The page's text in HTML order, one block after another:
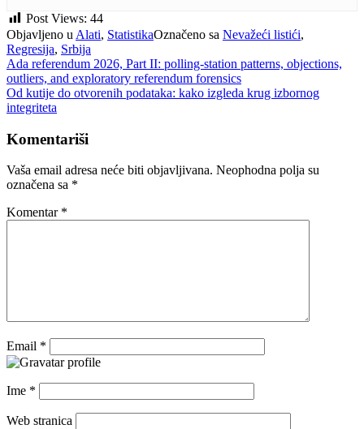
Post Views: 44
Objavljeno u Alati, StatistikaOznačeno sa Nevažeći listići,
Regresija, Srbija
Navigacija
članaka
Ada referendum 2026, Part II: polling-station patterns, objections,
outliers, and exploratory referendum forensics
Od kutije do otvorenih podataka: kako izgleda krug izbornog
integriteta
Komentariši
Vaša email adresa neće biti objavljivana. Neophodna polja su
označena sa *
Komentar *
Email *
Ime *
Web stranica